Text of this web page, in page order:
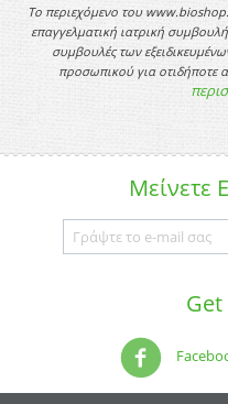
Το περιεχόμενο του
επαγγελματική ιατρική
συμβουλές των
προσωπικού για οτιδήποτε
Μείνετε